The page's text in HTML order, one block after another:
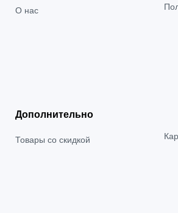
О нас
Дополнительно
Товары со скидкой